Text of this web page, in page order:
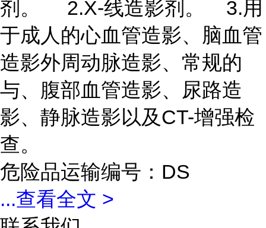
剂。 2.X-线造影剂。 3.用
于成人的心血管造影、脑血管
造影外周动脉造影、常规的
与、腹部血管造影、尿路造
影、静脉造影以及CT-增强检
查。
危险品运输编号：DS
...查看全文 >